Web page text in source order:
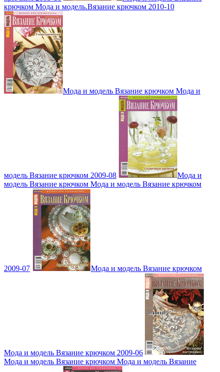
крючком Мода и модель.Вязание крючком 2010-10
Мода и модель Вязание крючком Мода и
модель Вязание крючком 2009-08
Мода и
модель Вязание крючком Мода и модель Вязание крючком
2009-07 Мода и модель Вязание крючком
Мода и модель Вязание крючком 2009-06
Мода и модель Вязание крючком Мода и модель Вязание